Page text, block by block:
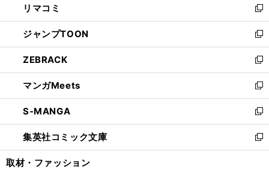
で
開
く
ド
ウ
で
開
く
ィ
ン
ド
ウ
で
開
く
い
ウ
ィ
ン
ド
ウ
で
開
く
リマコミ
新
し
い
ウ
ィ
ン
ド
ウ
で
開
く
ジャンプTOON
新
し
い
ウ
ィ
ン
ド
ウ
で
開
ZEBRACK
新
し
い
ウ
ィ
ン
ド
ウ
マンガMeets
新
し
い
ウ
ィ
ン
S-MANGA
新
し
い
ウ
集英社コミック文庫
新
し
取材・ファッション